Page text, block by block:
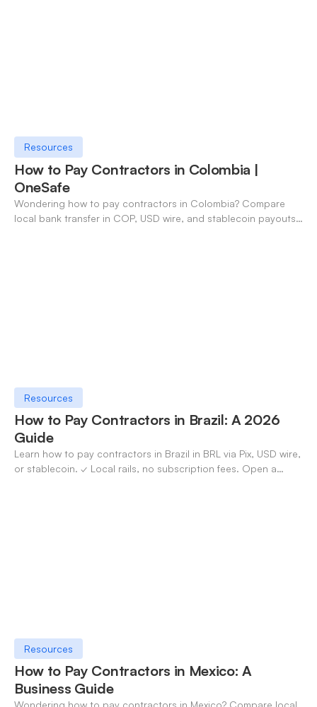
Resources
How to Pay Contractors in Colombia |
OneSafe
Wondering how to pay contractors in Colombia? Compare
local bank transfer in COP, USD wire, and stablecoin payouts.
Resources
How to Pay Contractors in Brazil: A 2026
Guide
Learn how to pay contractors in Brazil in BRL via Pix, USD wire,
or stablecoin. ✓ Local rails, no subscription fees. Open a
Resources
How to Pay Contractors in Mexico: A
Business Guide